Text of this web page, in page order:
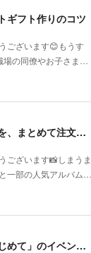
ギフト作りのコツ
ございます😊もうす
場の同僚やお子さま…
写真プリントとアルバムを、まとめて注文することができます！
ございます📸しまうま
一部の人気アルバム…
マンスリーカードと「はじめて」のイベントカードがセットになった『マイルストーンカード』が新登場！